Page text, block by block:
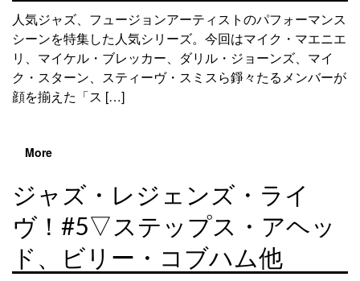
人気ジャズ、フュージョンアーティストのパフォーマンス
シーンを特集した人気シリーズ。今回はマイク・マエニエ
リ、マイケル・ブレッカー、ダリル・ジョーンズ、マイ
ク・スターン、スティーヴ・スミスら錚々たるメンバーが
顔を揃えた「ス […]
More
ジャズ・レジェンズ・ライ
ヴ！#5▽ステップス・アヘッ
ド、ビリー・コブハム他